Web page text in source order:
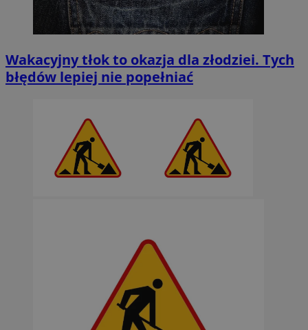
Wakacyjny tłok to okazja dla złodziei. Tych
błędów lepiej nie popełniać